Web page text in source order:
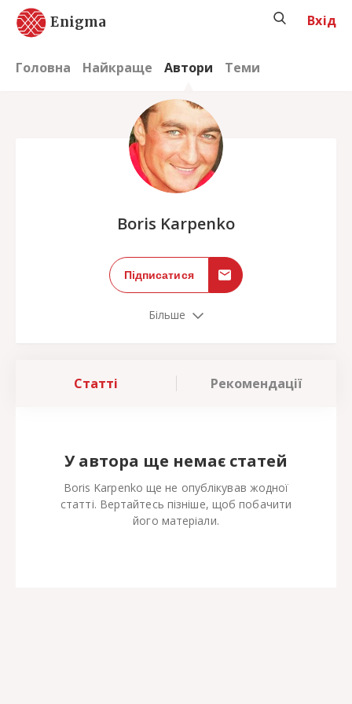
Enigma
Головна Найкраще Автори Теми
Вхід
Boris Karpenko
Підписатися
Більше
Статті Рекомендації
У автора ще немає статей
Boris Karpenko ще не опублікував жодної
статті. Вертайтесь пізніше, щоб побачити
його матеріали.